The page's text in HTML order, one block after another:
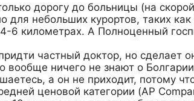
дорогу до больницы (на
для небольших курортов, таких
6 километрах. А Полноценный
частный доктор, но сделает
ничего не знают о
а он не приходит, потому
ценовой категории (AP